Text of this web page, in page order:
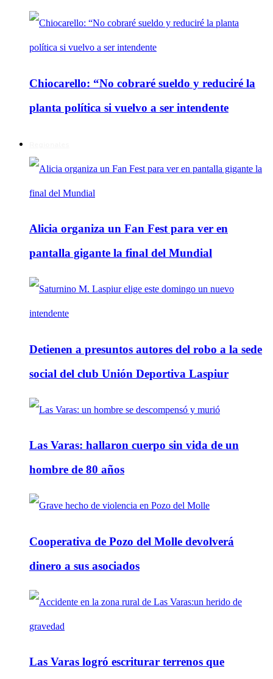
Chiocarello: “No cobraré sueldo y reduciré la
planta política si vuelvo a ser intendente
Alicia organiza un Fan Fest para ver en
pantalla gigante la final del Mundial
Detienen a presuntos autores del robo a la sede
social del club Unión Deportiva Laspiur
Las Varas: hallaron cuerpo sin vida de un
hombre de 80 años
Cooperativa de Pozo del Molle devolverá
dinero a sus asociados
Las Varas logró escriturar terrenos que